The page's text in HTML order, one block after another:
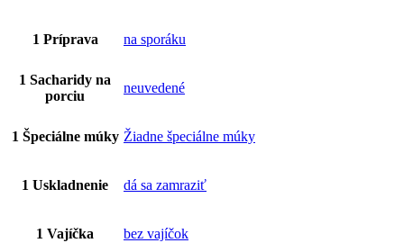
1 Príprava na sporáku
1 Sacharidy na
porciu
neuvedené
1 Špeciálne múky Žiadne špeciálne múky
1 Uskladnenie dá sa zamraziť
1 Vajíčka bez vajíčok